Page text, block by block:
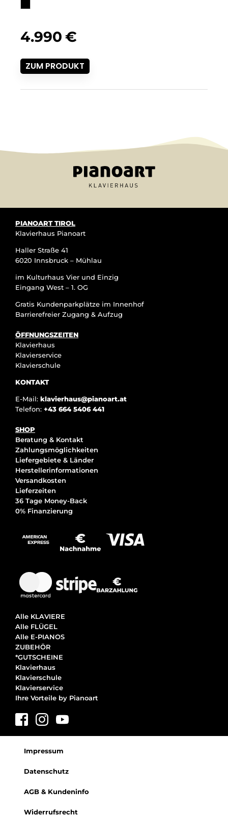
4.990 €
ZUM PRODUKT
PIANOART TIROL
Klavierhaus Pianoart
Haller Straße 41
6020 Innsbruck – Mühlau
im Kulturhaus Vier und Einzig
Eingang West – 1. OG
Gratis Kundenparkplätze im Innenhof
Barrierefreier Zugang & Aufzug
ÖFFNUNGSZEITEN
Klavierhaus
Klavierservice
Klavierschule
KONTAKT
E-Mail: klavierhaus@pianoart.at
Telefon: +43 664 5406 441
SHOP
Beratung & Kontakt
Zahlungsmöglichkeiten
Liefergebiete & Länder
Herstellerinformationen
Versandkosten
Lieferzeiten
36 Tage Money-Back
0% Finanzierung
Alle KLAVIERE
Alle FLÜGEL
Alle E-PIANOS
ZUBEHÖR
*GUTSCHEINE
Klavierhaus
Klavierschule
Klavierservice
Ihre Vorteile by Pianoart
Impressum
Datenschutz
AGB & Kundeninfo
Widerrufsrecht